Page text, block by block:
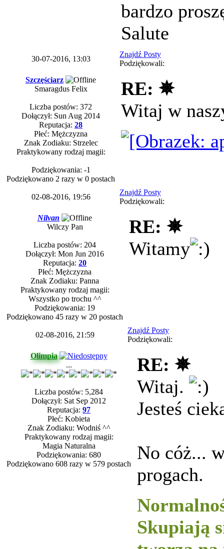
bardzo
Salute
30-07-2016, 13:03
Znajdź Posty
Podziękowali:
Szczęściarz
Smaragdus Felix
Liczba postów: 372
Dołączył: Sun Aug 2014
Reputacja: 28
Płeć: Mężczyzna
Znak Zodiaku: Strzelec
Praktykowany rodzaj magii:
Podziękowania: -1
Podziękowano 2 razy w 0 postach
RE: ✵
Witaj w
02-08-2016, 19:56
Znajdź Posty
Podziękowali:
Nilvan
Wilczy Pan
Liczba postów: 204
Dołączył: Mon Jun 2016
Reputacja: 20
Płeć: Mężczyzna
Znak Zodiaku: Panna
Praktykowany rodzaj magii:
Wszystko po trochu ^^
Podziękowania: 19
Podziękowano 45 razy w 20 postach
RE: ✵
Witamy
02-08-2016, 21:59
Znajdź Posty
Podziękowali:
Olimpia
...
Liczba postów: 5,284
Dołączył: Sat Sep 2012
Reputacja: 97
Płeć: Kobieta
Znak Zodiaku: Wodniś ^^
Praktykowany rodzaj magii:
Magia Naturalna
Podziękowania: 680
Podziękowano 608 razy w 579 postach
RE: ✵
Witaj.
Jesteś
No cóż...
progach.
Skupiają